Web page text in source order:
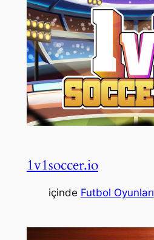
1v1soccer.io
içinde Futbol Oyunları